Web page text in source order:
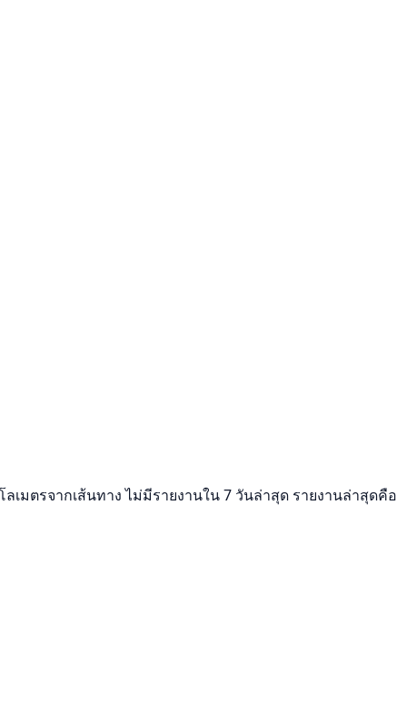
เมตรจากเส้นทาง ไม่มีรายงานใน 7 วันล่าสุด รายงานล่าสุดคือ